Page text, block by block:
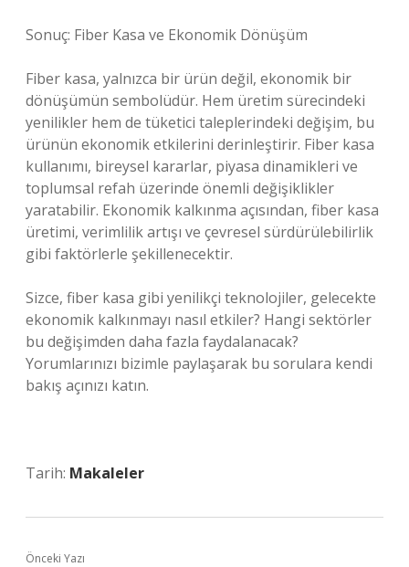
Sonuç: Fiber Kasa ve Ekonomik Dönüşüm
Fiber kasa, yalnızca bir ürün değil, ekonomik bir
dönüşümün sembolüdür. Hem üretim sürecindeki
yenilikler hem de tüketici taleplerindeki değişim, bu
ürünün ekonomik etkilerini derinleştirir. Fiber kasa
kullanımı, bireysel kararlar, piyasa dinamikleri ve
toplumsal refah üzerinde önemli değişiklikler
yaratabilir. Ekonomik kalkınma açısından, fiber kasa
üretimi, verimlilik artışı ve çevresel sürdürülebilirlik
gibi faktörlerle şekillenecektir.
Sizce, fiber kasa gibi yenilikçi teknolojiler, gelecekte
ekonomik kalkınmayı nasıl etkiler? Hangi sektörler
bu değişimden daha fazla faydalanacak?
Yorumlarınızı bizimle paylaşarak bu sorulara kendi
bakış açınızı katın.
Tarih: Makaleler
Önceki Yazı